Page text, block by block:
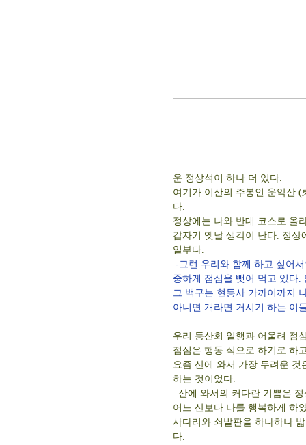
운 정상석이 하나 더 있다.
여기가 이산의 주봉인 운악산
다.
정상에는 나와 반대 코스로 올
갑자기 옛날 생각이 난다. 정
일부다.
-그런 우리와 함께 하고 싶어
중하게 점심을 뺏어 먹고 있다
그 백구는 현등사 가까이까지
아니면 개라면 거시기 하는 이
우리 등산회 일행과 어울려 점
점심은 행동 식으로 하기로 하
요즘 산에 와서 가장 두려운
하는 것이었다.
산에 와서의 커다란 기쁨은
어느 산보다 나를 행복하게 하
사다리와 쇠발판을 하나하나
다.